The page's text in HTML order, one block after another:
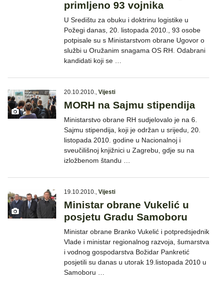
primljeno 93 vojnika
U Središtu za obuku i doktrinu logistike u
Požegi danas, 20. listopada 2010., 93 osobe
potpisale su s Ministarstvom obrane Ugovor o
službi u Oružanim snagama OS RH. Odabrani
kandidati koji se …
20.10.2010., Vijesti
MORH na Sajmu stipendija
Ministarstvo obrane RH sudjelovalo je na 6.
Sajmu stipendija, koji je održan u srijedu, 20.
listopada 2010. godine u Nacionalnoj i
sveučilišnoj knjižnici u Zagrebu, gdje su na
izložbenom štandu …
19.10.2010., Vijesti
Ministar obrane Vukelić u
posjetu Gradu Samoboru
Ministar obrane Branko Vukelić i potpredsjednik
Vlade i ministar regionalnog razvoja, šumarstva
i vodnog gospodarstva Božidar Pankretić
posjetili su danas u utorak 19.listopada 2010 u
Samoboru …